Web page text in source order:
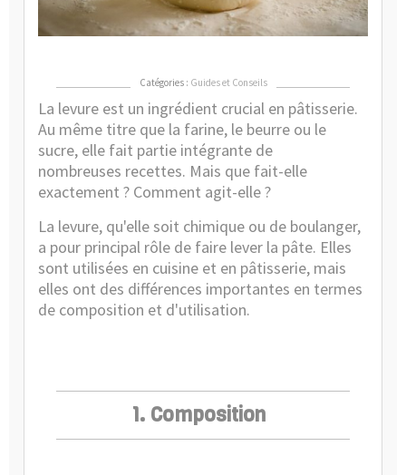
Catégories : Guides et Conseils
La levure est un ingrédient crucial en pâtisserie.
Au même titre que la farine, le beurre ou le
sucre, elle fait partie intégrante de
nombreuses recettes. Mais que fait-elle
exactement ? Comment agit-elle ?
La levure, qu'elle soit chimique ou de boulanger,
a pour principal rôle de faire lever la pâte. Elles
sont utilisées en cuisine et en pâtisserie, mais
elles ont des différences importantes en termes
de composition et d'utilisation.
1. Composition